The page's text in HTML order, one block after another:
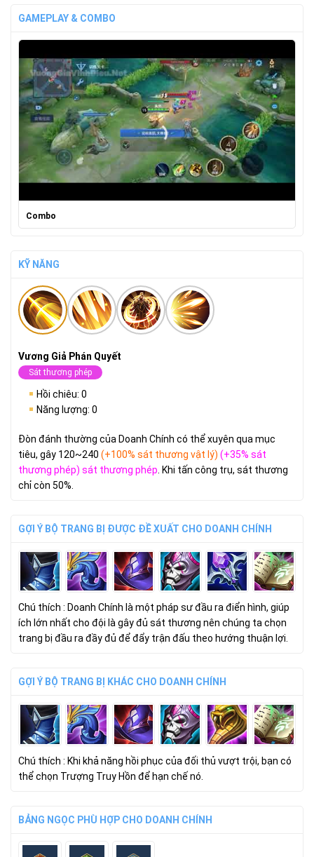
GAMEPLAY & COMBO
Combo
KỸ NĂNG
Vương Giả Phán Quyết
Sát thương phép
Hồi chiêu: 0
Năng lượng: 0
Đòn đánh thường của Doanh Chính có thể xuyên qua mục
tiêu, gây 120~240 (+100% sát thương vật lý) (+35% sát
thương phép) sát thương phép . Khi tấn công trụ, sát thương
chỉ còn 50%.
GỢI Ý BỘ TRANG BỊ ĐƯỢC ĐỀ XUẤT CHO DOANH CHÍNH
Chú thích : Doanh Chính là một pháp sư đầu ra điển hình, giúp
ích lớn nhất cho đội là gây đủ sát thương nên chúng ta chọn
trang bị đầu ra đầy đủ để đẩy trận đấu theo hướng thuận lợi.
GỢI Ý BỘ TRANG BỊ KHÁC CHO DOANH CHÍNH
Chú thích : Khi khả năng hồi phục của đối thủ vượt trội, bạn có
thể chọn Trượng Truy Hồn để hạn chế nó.
BẢNG NGỌC PHÙ HỢP CHO DOANH CHÍNH